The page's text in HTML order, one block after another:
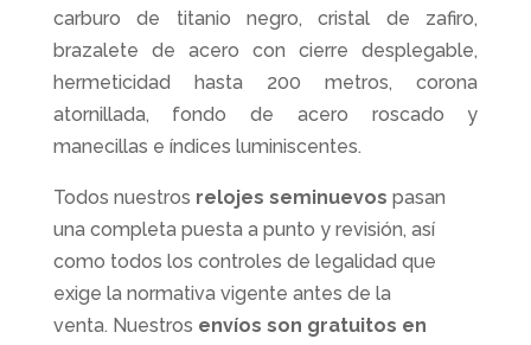
carburo de titanio negro, cristal de zafiro,
brazalete de acero con cierre desplegable,
hermeticidad hasta 200 metros, corona
atornillada, fondo de acero roscado y
manecillas e índices luminiscentes.
Todos nuestros relojes seminuevos pasan
una completa puesta a punto y revisión, así
como todos los controles de legalidad que
exige la normativa vigente antes de la
venta. Nuestros envíos son gratuitos en